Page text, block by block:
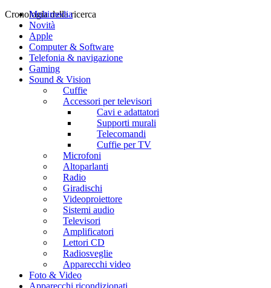
Cronologia della ricerca
Multimedia
Novità
Apple
Computer & Software
Telefonia & navigazione
Gaming
Sound & Vision
Cuffie
Accessori per televisori
Cavi e adattatori
Supporti murali
Telecomandi
Cuffie per TV
Microfoni
Altoparlanti
Radio
Giradischi
Videoproiettore
Sistemi audio
Televisori
Amplificatori
Lettori CD
Radiosveglie
Apparecchi video
Foto & Video